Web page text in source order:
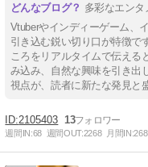
多彩なエンタ
Vtuberやインディーゲーム、
引き込む鋭い切り口が特徴で
ころをリアルタイムで伝える
み込み、自然な興味を引き出
視点が、読者に新たな発見と
2105403 13
週間IN:68 週間OUT:2268 月間IN:268